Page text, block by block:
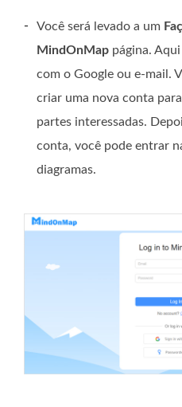
- Você será levado a um
MindOnMap página.
com o Google ou e-mail.
criar uma nova conta
partes interessadas.
conta, você pode entrar
diagramas.